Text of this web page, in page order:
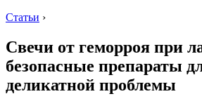
Статьи ›
Свечи от геморроя при
безопасные препараты
деликатной проблемы